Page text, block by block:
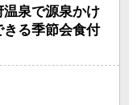
温泉で源泉かけ
る季節会食付